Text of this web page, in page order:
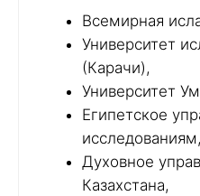
Всемирная
Университет
(Карачи),
Университет
Египетское
исследованиям,
Духовное
Казахстана,